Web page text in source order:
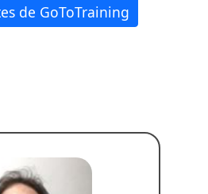
de GoToTraining